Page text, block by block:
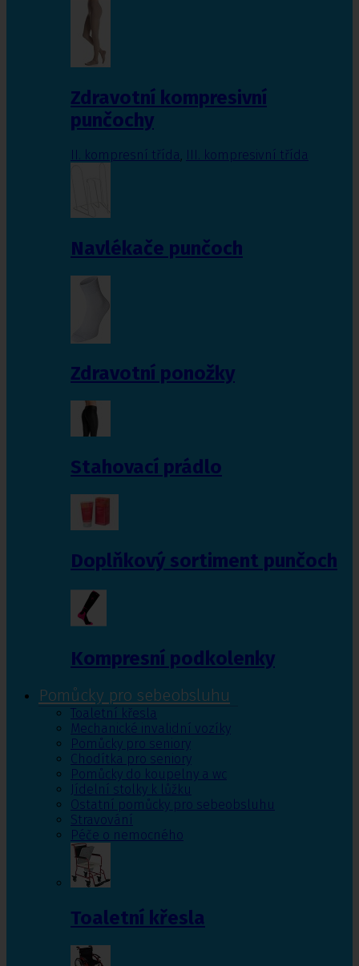
Zdravotní kompresivní
punčochy
II. kompresní třída III. kompresivní třída
Navlékače punčoch
Zdravotní ponožky
Stahovací prádlo
Doplňkový sortiment punčoch
Kompresní podkolenky
Pomůcky pro sebeobsluhu
Toaletní křesla
Mechanické invalidní vozíky
Pomůcky pro seniory
Chodítka pro seniory
Pomůcky do koupelny a wc
Jídelní stolky k lůžku
Ostatní pomůcky pro sebeobsluhu
Stravování
Péče o nemocného
Toaletní křesla